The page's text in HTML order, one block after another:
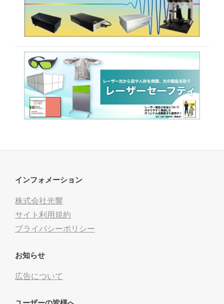
インフォメーション
株式会社光響
サイト利用規約
プライバシーポリシー
お知らせ
広告について